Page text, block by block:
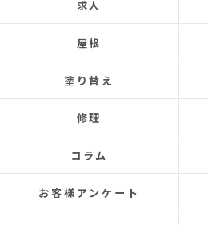
Google) My 50-year-old house has
leaks for about 20 years.
Three times so far, the ceiling
the leaks were repaired each
never completely fixed.
Even after repairs, the dripping
elsewhere, making rainy days
This time, I was determined to
and repaired, so I searched
finally found Izawa Sangyo.
From the initial estimate, it was
求人
屋根
塗り替え
修理
コラム
お客様アンケート